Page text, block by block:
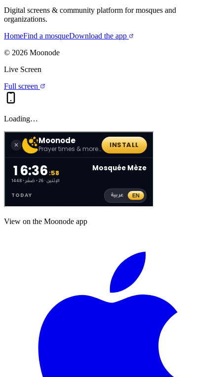
Digital screens & community platform for mosques and
organizations.
HomeFind a mosqueDownload the app
© 2026 Moonode
Live Screen
Full screen
Loading…
View on the Moonode app